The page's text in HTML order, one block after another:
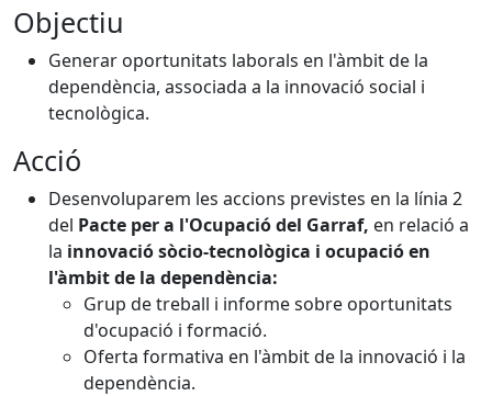
Objectiu
Generar oportunitats laborals en l'àmbit de la
dependència, associada a la innovació social i
tecnològica.
Acció
Desenvoluparem les accions previstes en la línia 2
del Pacte per a l'Ocupació del Garraf, en relació a
la innovació sòcio-tecnològica i ocupació en
l'àmbit de la dependència:
Grup de treball i informe sobre oportunitats
d'ocupació i formació.
Oferta formativa en l'àmbit de la innovació i la
dependència.